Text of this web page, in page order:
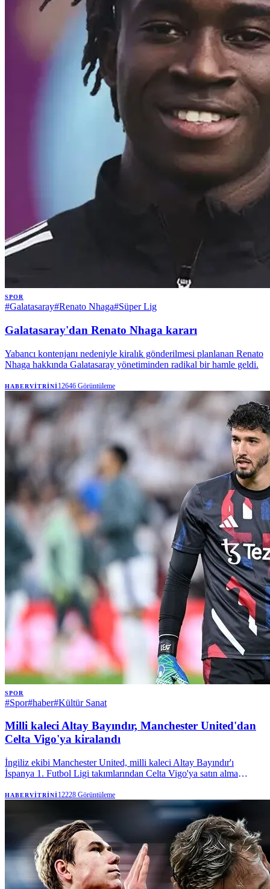
SPOR
#Galatasaray#Renato Nhaga#Süper Lig
Galatasaray'dan Renato Nhaga kararı
Yabancı kontenjanı nedeniyle kiralık gönderilmesi planlanan Renato
Nhaga hakkında Galatasaray yönetiminden radikal bir hamle geldi.
HABERVITRINI12646 Görüntüleme
SPOR
#Spor#haber#Kültür Sanat
Milli kaleci Altay Bayındır, Manchester United'dan
Celta Vigo'ya kiralandı
İngiliz ekibi Manchester United, milli kaleci Altay Bayındır'ı
İspanya 1. Futbol Ligi takımlarından Celta Vigo'ya satın alma
HABERVITRINI12228 Görüntüleme